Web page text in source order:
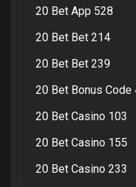
20 Bet App 528
20 Bet Bet 214
20 Bet Bet 239
20 Bet Bonus Code
20 Bet Casino 103
20 Bet Casino 155
20 Bet Casino 233